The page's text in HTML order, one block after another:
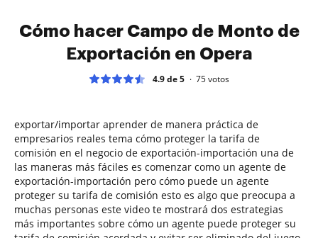
Cómo hacer Campo de Monto de
Exportación en Opera
4.9 de 5 75votos
exportar/importar aprender de manera práctica de
empresarios reales tema cómo proteger la tarifa de
comisión en el negocio de exportación-importación una de
las maneras más fáciles es comenzar como un agente de
exportación-importación pero cómo puede un agente
proteger su tarifa de comisión esto es algo que preocupa a
muchas personas este video te mostrará dos estrategias
más importantes sobre cómo un agente puede proteger su